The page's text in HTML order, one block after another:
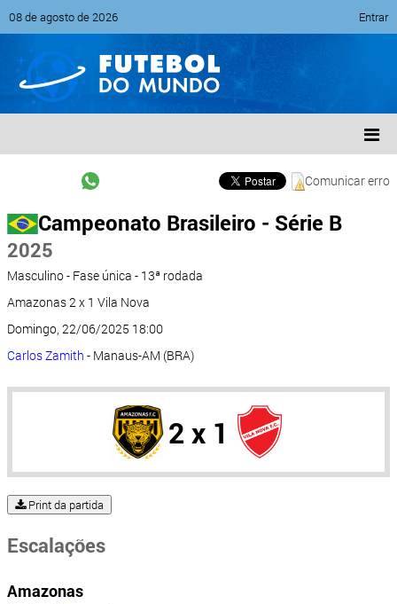
08 de agosto de 2026 Entrar
Comunicar erro
Campeonato Brasileiro - Série B
2025
Masculino - Fase única - 13ª rodada
Amazonas 2 x 1 Vila Nova
Domingo, 22/06/2025 18:00
Carlos Zamith - Manaus-AM (BRA)
2 x 1
Print da partida
Escalações
Amazonas